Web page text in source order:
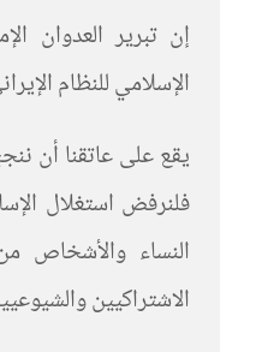
إن تبرير العدوان
الإسلامي للنظام
يقع على عاتقنا أن
فلنرفض استغلال
النساء والأشخاص
الاشتراكيين